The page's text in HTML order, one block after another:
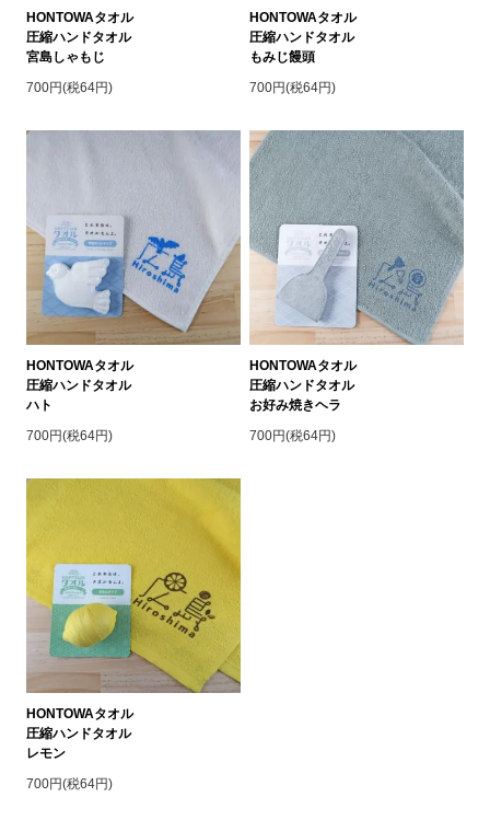
HONTOWAタオル
圧縮ハンドタオル
宮島しゃもじ
700円(税64円)
HONTOWAタオル
圧縮ハンドタオル
もみじ饅頭
700円(税64円)
HONTOWAタオル
圧縮ハンドタオル
ハト
700円(税64円)
HONTOWAタオル
圧縮ハンドタオル
お好み焼きヘラ
700円(税64円)
HONTOWAタオル
圧縮ハンドタオル
レモン
700円(税64円)